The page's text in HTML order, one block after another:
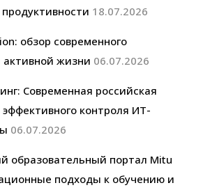
18.07.2026
обзор современного
активной жизни 06.07.2026
Современная российская
контроля ИТ-
06.07.2026
образовательный портал Mitu
подходы к обучению и